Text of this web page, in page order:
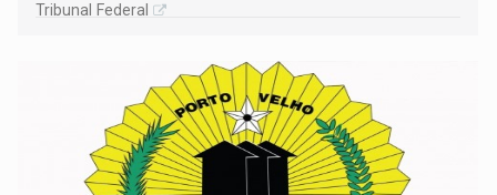
Tribunal Federal